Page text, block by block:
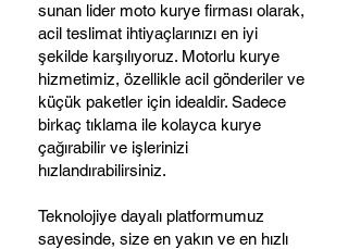
sunan lider moto kurye firması olarak,
acil teslimat ihtiyaçlarınızı en iyi
şekilde karşılıyoruz. Motorlu kurye
hizmetimiz, özellikle acil gönderiler ve
küçük paketler için idealdir. Sadece
birkaç tıklama ile kolayca kurye
çağırabilir ve işlerinizi
hızlandırabilirsiniz.
Teknolojiye dayalı platformumuz
sayesinde, size en yakın ve en hızlı